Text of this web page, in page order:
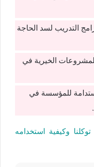
التدريب لسد الحاجة
الخيرية في
للمؤسسة في
وكيفية استخدامه